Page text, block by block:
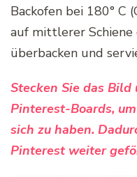
Backofen bei 180° C
auf mittlerer Schiene
überbacken und
Stecken Sie das
Pinterest-Boards,
sich zu haben.
Pinterest weiter